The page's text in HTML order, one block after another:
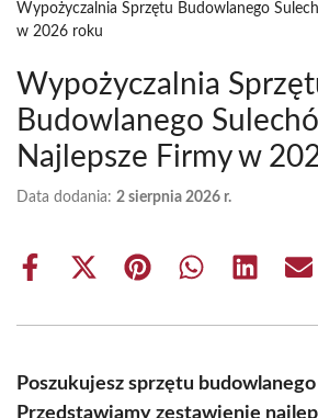
Wypożyczalnia Sprzętu Budowlanego
w 2026 roku
Wypożyczalnia
Budowlanego
Najlepsze Firmy w
Data dodania: 2 sierpnia 2026 r.
Share
Share
(Twitter)
Share Share Share
Poszukujesz sprzętu
Przedstawiamy zestawienie